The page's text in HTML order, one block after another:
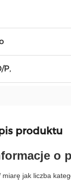
P,
produktu
o
miarę jak liczba